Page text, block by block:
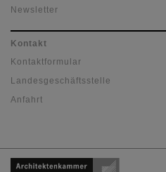
Newsletter
Kontakt
Kontaktformular
Landesgeschäftsstelle
Anfahrt